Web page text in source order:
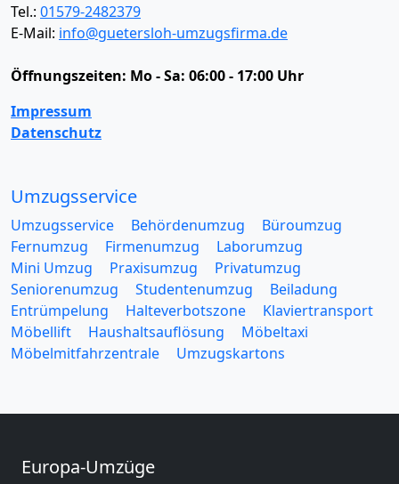
Tel.: 01579-2482379
E-Mail: info@guetersloh-umzugsfirma.de
Öffnungszeiten: Mo - Sa: 06:00 - 17:00 Uhr
Impressum
Datenschutz
Umzugsservice
Umzugsservice Behördenumzug
Büroumzug
Fernumzug
Firmenumzug
Laborumzug
Mini Umzug
Praxisumzug
Privatumzug
Seniorenumzug
Studentenumzug
Beiladung
Entrümpelung
Halteverbotszone
Klaviertransport
Möbellift
Haushaltsauflösung
Möbeltaxi
Möbelmitfahrzentrale
Umzugskartons
Europa-Umzüge